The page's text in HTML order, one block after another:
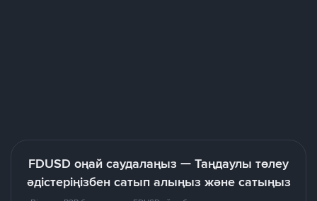
FDUSD оңай саудалаңыз — Таңдаулы төлеу
әдістеріңізбен сатып алыңыз және сатыңыз